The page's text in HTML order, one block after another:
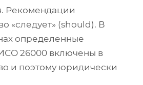
Рекомендации
«следует» (should). В
определенные
26000 включены в
и поэтому юридически